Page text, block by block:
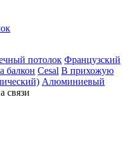
потолок Французский
балкон Cesal В прихожую
Алюминиевый
связи